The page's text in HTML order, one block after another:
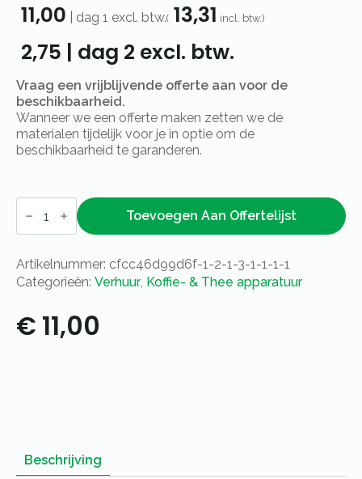
11,00 dag 1 excl. btw.( 13,31 incl. btw.)
2,75 | dag 2 excl. btw.
Vraag een vrijblijvende offerte aan voor de
beschikbaarheid.
Wanneer we een offerte maken zetten we de
materialen tijdelijk voor je in optie om de
beschikbaarheid te garanderen.
Koffie
thermosketel
Toevoegen Aan Offertelijst
Artikelnummer: cfcc46d99d6f-1-2-1-3-1-1-1-1
Categorieën: Verhuur, Koffie- & Thee apparatuur
€ 11,00
Beschrijving